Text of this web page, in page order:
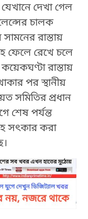
দেখা গেল
চালক
সামনের রাস্তায়
ফেলে রেখে চলে
রাস্তায়
পর স্থানীয়
সমিতির প্রধান
শেষ পর্যন্ত
সত্‍কার করা